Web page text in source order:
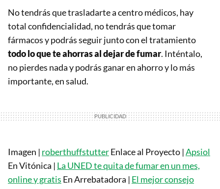
No tendrás que trasladarte a centro médicos, hay
total confidencialidad, no tendrás que tomar
fármacos y podrás seguir junto con el tratamiento
todo lo que te ahorras al dejar de fumar. Inténtalo,
no pierdes nada y podrás ganar en ahorro y lo más
importante, en salud.
Imagen | roberthuffstutterEnlace al Proyecto |Apsiol
En Vitónica | La UNED te quita de fumar en un mes,
online y gratis En Arrebatadora | El mejor consejo